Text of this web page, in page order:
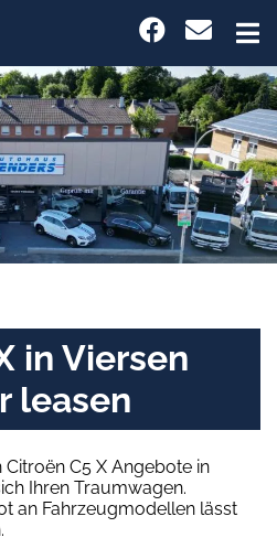
in Viersen
leasen
C5 X Angebote in
Ihren Traumwagen.
an Fahrzeugmodellen lässt